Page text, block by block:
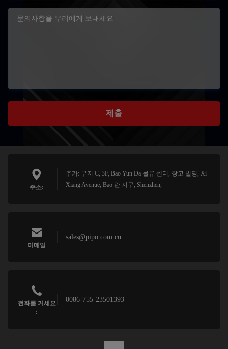
제출
주소:
추가: 부지 C, 3F, Bao Yun Da 물류 센터, 창고 빌딩, Xi
Xiang Avenue, Bao 란 지구, Shenzhen,
이메일
sales@pipo.com.cn
전화를 거세요
:
0086-755-23501393